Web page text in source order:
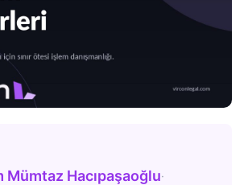
Mümtaz Hacıpaşaoğlu·